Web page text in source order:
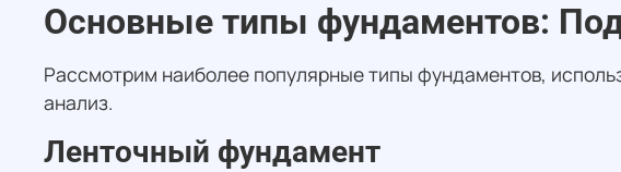
Основные типы фундаментов:
Рассмотрим наиболее популярные типы фундаментов,
анализ.
Ленточный фундамент